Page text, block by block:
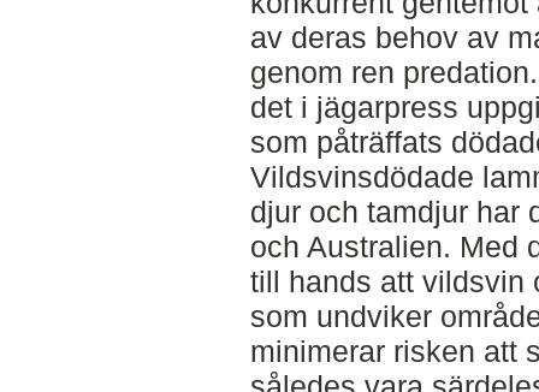
av deras behov av
genom ren
det i jägarpress
som påträffats
Vildsvinsdödade
djur och tamdjur har
och Australien. Med
till hands att vildsvin
som undviker
minimerar risken att